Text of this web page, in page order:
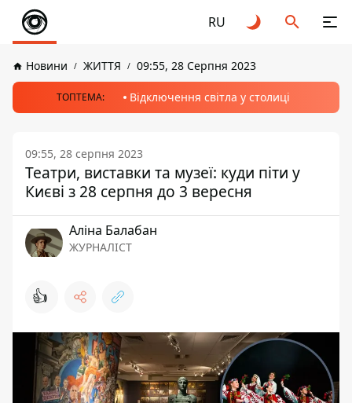
RU
Новини ЖИТТЯ 09:55, 28 Серпня 2023
ТОПТЕМА: Відключення світла у столиці
09:55, 28 серпня 2023
Театри, виставки та музеї: куди піти у
Києві з 28 серпня до 3 вересня
Аліна Балабан
ЖУРНАЛІСТ
👍